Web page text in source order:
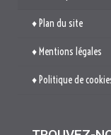
TROUVEZ-
514. Avenue